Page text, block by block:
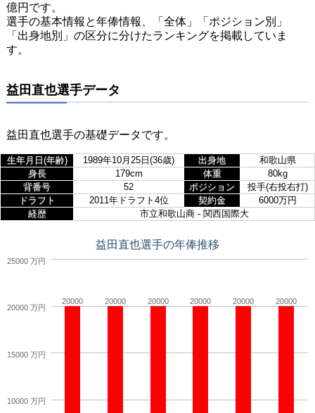
億円です。
選手の基本情報と年俸情報、「全体」「ポジション別」
「出身地別」の区分に分けたランキングを掲載していま
す。
益田直也選手データ
益田直也選手の基礎データです。
生年月日(年齢) 1989年10月25日(36歳) 出身地
和歌山県
身長
179cm 体重
80kg
背番号
52 ポジション
投手(右投右打)
ドラフト
2011年ドラフト4位 契約金
6000万円
経歴
市立和歌山商 - 関西国際大
益田直也選手の年俸推移
20000 20000 20000 20000 20000 20000
10000 万円
15000 万円
20000 万円
25000 万円